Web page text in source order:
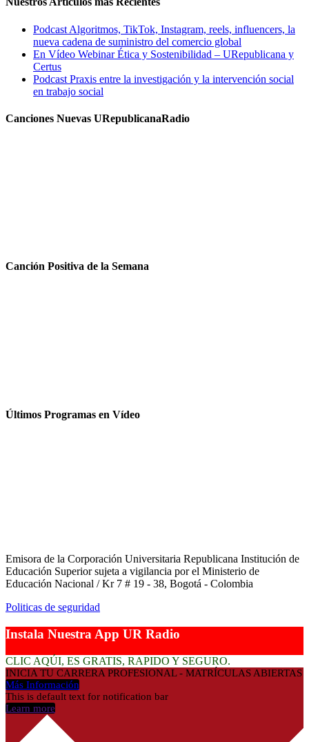
Podcast Algoritmos, TikTok, Instagram, reels, influencers, la
nueva cadena de suministro del comercio global
En Vídeo Webinar Ética y Sostenibilidad – URepublicana y
Certus
Podcast Praxis entre la investigación y la intervención social
en trabajo social
Canciones Nuevas URepublicanaRadio
Canción Positiva de la Semana
Últimos Programas en Vídeo
Emisora de la Corporación Universitaria Republicana Institución de
Educación Superior sujeta a vigilancia por el Ministerio de
Educación Nacional / Kr 7 # 19 - 38, Bogotá - Colombia
Politicas de seguridad
Instala Nuestra App UR Radio
CLIC AQÚI, ES GRATIS, RAPIDO Y SEGURO.
INICIA TU CARRERA PROFESIONAL - MATRÍCULAS ABIERTAS
Más Información
This is default text for notification bar
Learn more